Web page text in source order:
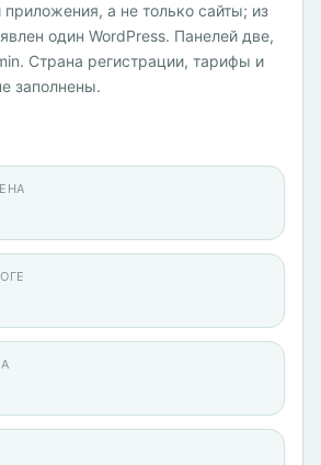
а не только сайты; из
один WordPress. Панелей две,
Страна регистрации, тарифы и
заполнены.